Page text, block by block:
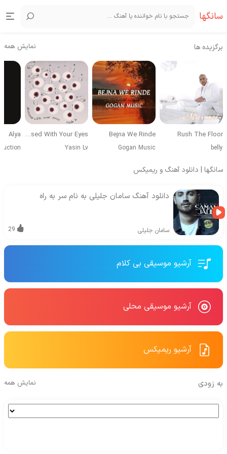
سانگها
برگزیده ها نمایش همه
Rush The Floor
belly
Bejna We Rinde
Gogan Music
Obsessed With Your Eyes
Yasin Lv
Alya
سانگها | دانلود آهنگ و ریمیکس
دانلود آهنگ سامان جلیلی به نام سر به راه
سامان جلیلی 29
آرشیو موسیقی بی کلام
آرشیو موسیقی محلی
آرشیو ریمیکس
به زودی نمایش همه